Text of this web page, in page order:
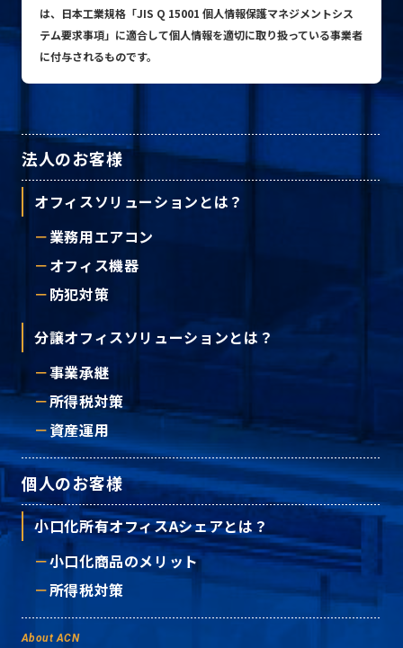
公式SNS
プライバシーポリシー
© ACN Inc.
は、日本工業規格「JIS Q 15001 個人情報保護マネジメントシス
テム要求事項」に適合して個人情報を適切に取り扱っている事業者
に付与されるものです。
法人のお客様
オフィスソリューションとは？
業務用エアコン
オフィス機器
防犯対策
分譲オフィスソリューションとは？
事業承継
所得税対策
資産運用
個人のお客様
小口化所有オフィスAシェアとは？
小口化商品のメリット
所得税対策
About ACN